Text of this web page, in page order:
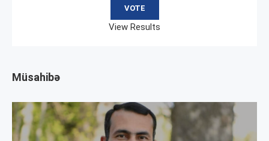
View Results
Müsahibə